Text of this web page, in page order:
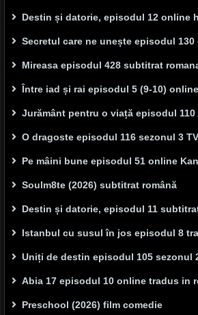
Destin și datorie, episodul 12 online
Secretul care ne unește episodul
Mireasa episodul 428 subtitrat
Între iad și rai episodul 5 (9-10)
Jurământ pentru o viață episodul 110
O dragoste episodul 116 sezonul 3 TV
Pe mâini bune episodul 51 online
Soulm8te (2026) subtitrat română
Destin și datorie, episodul 11
Istanbul cu susul în jos episodul 8
Uniți de destin episodul 105 sezonul
Abia 17 episodul 10 online tradus in
Preschool (2026) film comedie